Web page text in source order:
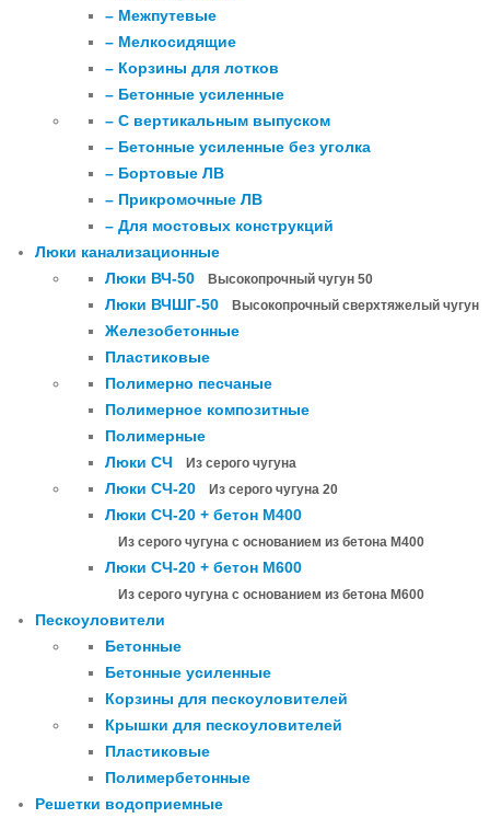
– Межпутевые
– Мелкосидящие
– Корзины для лотков
– Бетонные усиленные
– С вертикальным выпуском
– Бетонные усиленные без уголка
– Бортовые ЛВ
– Прикромочные ЛВ
– Для мостовых конструкций
Люки канализационные
Люки ВЧ-50
Высокопрочный чугун 50
Люки ВЧШГ-50 Высокопрочный сверхтяжелый чугун
Железобетонные
Пластиковые
Полимерно песчаные
Полимерное композитные
Полимерные
Люки СЧ
Из серого чугуна
Люки СЧ-20 Из серого чугуна 20
Люки СЧ-20 + бетон М400
Из серого чугуна с основанием из бетона М400
Люки СЧ-20 + бетон М600
Из серого чугуна с основанием из бетона М600
Пескоуловители
Бетонные
Бетонные усиленные
Корзины для пескоуловителей
Крышки для пескоуловителей
Пластиковые
Полимербетонные
Решетки водоприемные